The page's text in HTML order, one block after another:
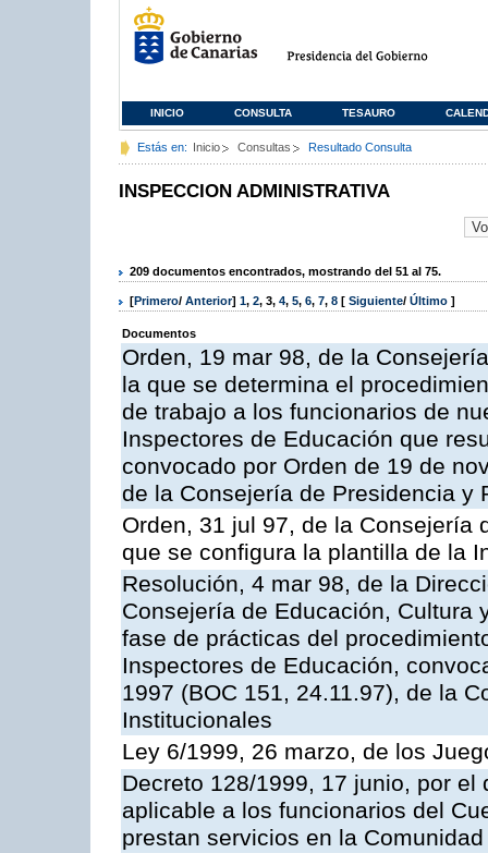
INICIO CONSULTA TESAURO
Estás en: Inicio Consultas Resultado Consulta
INSPECCION ADMINISTRATIVA
209 documentos encontrados, mostrando del 51 al 75.
[Primero/ Anterior] 1, 2, 3, 4, 5, 6, 7, 8 [ Siguiente/ Último ]
Documentos
Orden, 19 mar 98, de la
la que se determina el
de trabajo a los funcionarios de
Inspectores de Educación que
convocado por Orden de 19 de
de la Consejería de Presidencia y
Orden, 31 jul 97, de la Consejería
que se configura la plantilla de la
Resolución, 4 mar 98, de la
Consejería de Educación, Cultura
fase de prácticas del
Inspectores de Educación,
1997 (BOC 151, 24.11.97), de la
Institucionales
Ley 6/1999, 26 marzo, de los
Decreto 128/1999, 17 junio, por
aplicable a los funcionarios del
prestan servicios en la